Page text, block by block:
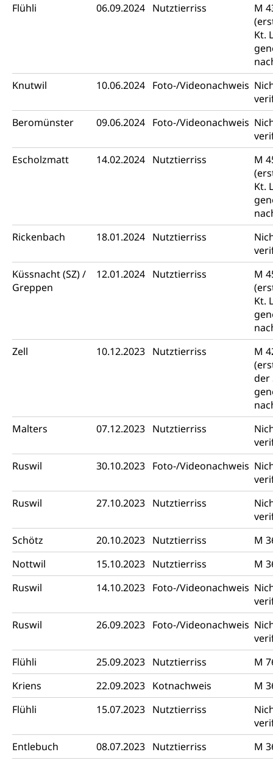
Flühli
06.09.2024 Nutztierriss
M
Kt.
Knutwil
10.06.2024 Foto-/Videonachweis
Beromünster
09.06.2024 Foto-/Videonachweis
Escholzmatt
14.02.2024 Nutztierriss
M
Kt.
Rickenbach
18.01.2024 Nutztierriss
Küssnacht (SZ) /
Greppen
12.01.2024 Nutztierriss
M
Kt.
Zell
10.12.2023 Nutztierriss
M
der
Malters
07.12.2023 Nutztierriss
Ruswil
30.10.2023 Foto-/Videonachweis
Ruswil
27.10.2023 Nutztierriss
Schötz
20.10.2023 Nutztierriss
M
Nottwil
15.10.2023 Nutztierriss
M
Ruswil
14.10.2023 Foto-/Videonachweis
Ruswil
26.09.2023 Foto-/Videonachweis
Flühli
25.09.2023 Nutztierriss
M
Kriens
22.09.2023 Kotnachweis
M
Flühli
15.07.2023 Nutztierriss
Entlebuch
08.07.2023 Nutztierriss
M